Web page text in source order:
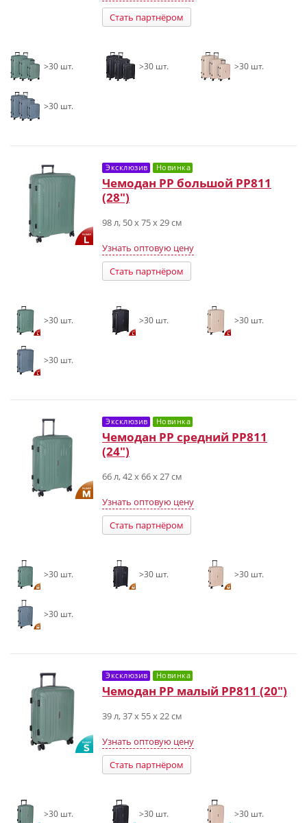
Стать партнёром
>30 шт. >30 шт. >30 шт.
>30 шт.
Эксклюзив Новинка
Чемодан PP большой РР811
(28")
98 л, 50 х 75 х 29 см
Узнать оптовую цену
Стать партнёром
>30 шт. >30 шт. >30 шт.
>30 шт.
Эксклюзив Новинка
Чемодан PP средний РР811
(24")
66 л, 42 х 66 х 27 см
Узнать оптовую цену
Стать партнёром
>30 шт. >30 шт. >30 шт.
>30 шт.
Эксклюзив Новинка
Чемодан PP малый РР811 (20")
39 л, 37 х 55 х 22 см
Узнать оптовую цену
Стать партнёром
>30 шт. >30 шт. >30 шт.